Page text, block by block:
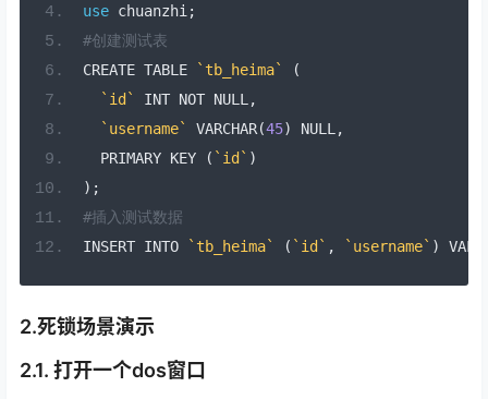
use chuanzhi ;
#创建测试表
CREATE TABLE
`tb_heima`
(
`id`
INT NOT NULL ,
`username`
VARCHAR(45) NULL ,
  PRIMARY KEY
( `id` )
);
#插入测试数据
INSERT INTO
`tb_heima` ( `id` , `username` )
2.死锁场景演示
2.1. 打开一个dos窗口